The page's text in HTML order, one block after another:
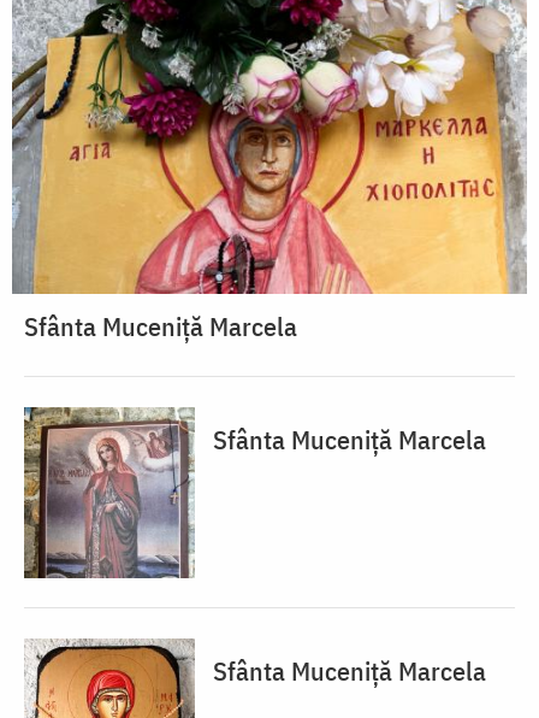
Sfânta Muceniță Marcela
Sfânta Muceniță Marcela
Sfânta Muceniță Marcela